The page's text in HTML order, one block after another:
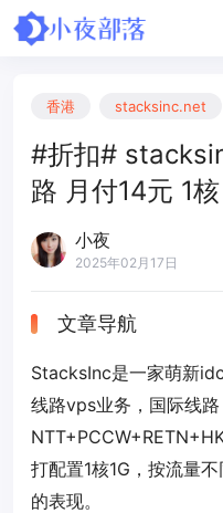
香港 stacksinc.net
#折扣#
路 月付14元 1
小夜
2025年02月17日
文章导航
StacksInc是一家萌新
线路vps业务，国际线路
打配置1核1G，按流量
的表现。